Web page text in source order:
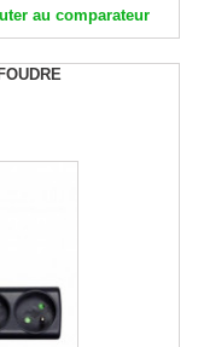
au comparateur